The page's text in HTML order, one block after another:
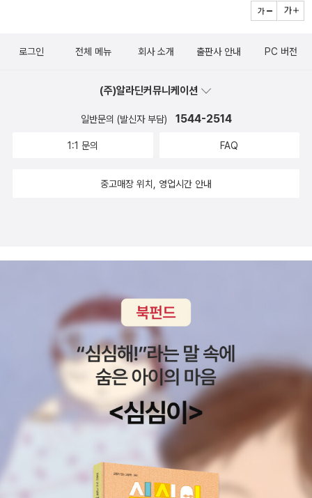
형그림을 어떻게 그렸을까..그게 정말 가장 신기하가도 하더라구요.
것 같다고 했어요~그리고 나스카 라인을 읽으면서우리는 엘니뇨현
닷물이 오랫동안 뜨러워질 때가 있는데이걸 엘니뇨라고 해요.이러한
엘니뇨현상이 나타나면비가 많이 내려서 홍수가 나는데요~이렇게
로 인해 나스카 라인이 훼손되기도 했다고 해요.GoGo 카카오프렌즈
이 되었어요~지금 생각해보면, 세계사 시간에그냥 무조건 암기로, 마
배우는 기분이었어요.ㅠㅠ부끄러워요 정말..ㅠㅠ하지만, 아이들과 함
께 GoGo 카카오프렌즈 22. 페루를 통해서세계사를 다시 잘 알아가
는 시간이 되어서참 좋아요! 새똥 전쟁에 대해서도 아주 재미있게 배
우는 시간이 되었습니다.구아노라 불리는 새똥이 귀한 자원이었을 줄
은정말 상상도 못했던 일이네요.그리고 페루 국기에도 그려진 동물,
비쿠냐라는 야생 동물인 것도잘 알 수 있는 시간이 되었습니다. 우리
딸이, GoGo 카카오프렌즈들을 읽으면서이때까지 읽은 나라 들 중에
서22권인 페루 편이 굉장히 내용면에서 풍성함을 느꼈다고 합니다.
아니면 정말 페루가 가진 역사가 다양해서우리에게 전해줄 이야기가
많아서내용이 더 풍부하게 느껴진걸까요?우리 딸이, 이때까지 읽은
로그인 전체 메뉴 회사 소개 출판사 안내 PC 버전
(주)알라딘커뮤니케이션
일반문의 (발신자 부담) 1544-2514
1:1 문의 FAQ
중고매장 위치, 영업시간 안내